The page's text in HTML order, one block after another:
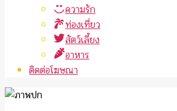
ความรัก
ท่องเที่ยว
สัตว์เลี้ยง
อาหาร
ติดต่อโฆษณา